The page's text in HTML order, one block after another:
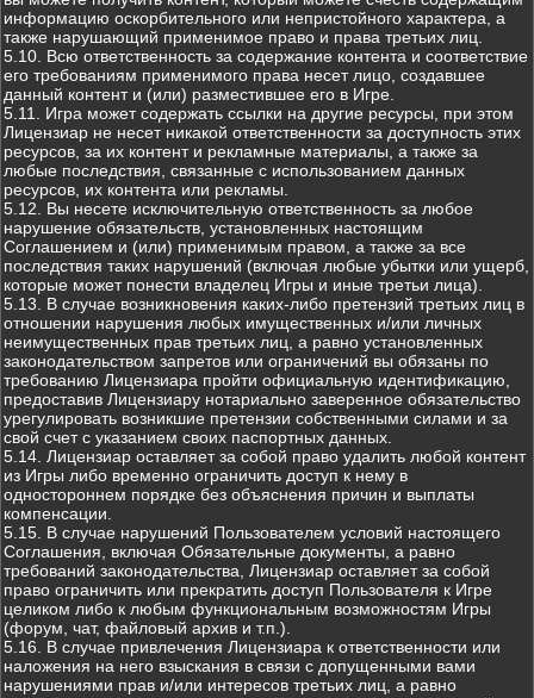
информацию оскорбительного или непристойного характера, а
также нарушающий применимое право и права третьих лиц.
5.10. Всю ответственность за содержание контента и соответствие
его требованиям применимого права несет лицо, создавшее
данный контент и (или) разместившее его в Игре.
5.11. Игра может содержать ссылки на другие ресурсы, при этом
Лицензиар не несет никакой ответственности за доступность этих
ресурсов, за их контент и рекламные материалы, а также за
любые последствия, связанные с использованием данных
ресурсов, их контента или рекламы.
5.12. Вы несете исключительную ответственность за любое
нарушение обязательств, установленных настоящим
Соглашением и (или) применимым правом, а также за все
последствия таких нарушений (включая любые убытки или ущерб,
которые может понести владелец Игры и иные третьи лица).
5.13. В случае возникновения каких-либо претензий третьих лиц в
отношении нарушения любых имущественных и/или личных
неимущественных прав третьих лиц, а равно установленных
законодательством запретов или ограничений вы обязаны по
требованию Лицензиара пройти официальную идентификацию,
предоставив Лицензиару нотариально заверенное обязательство
урегулировать возникшие претензии собственными силами и за
свой счет с указанием своих паспортных данных.
5.14. Лицензиар оставляет за собой право удалить любой контент
из Игры либо временно ограничить доступ к нему в
одностороннем порядке без объяснения причин и выплаты
компенсации.
5.15. В случае нарушений Пользователем условий настоящего
Соглашения, включая Обязательные документы, а равно
требований законодательства, Лицензиар оставляет за собой
право ограничить или прекратить доступ Пользователя к Игре
целиком либо к любым функциональным возможностям Игры
(форум, чат, файловый архив и т.п.).
5.16. В случае привлечения Лицензиара к ответственности или
наложения на него взыскания в связи с допущенными вами
нарушениями прав и/или интересов третьих лиц, а равно